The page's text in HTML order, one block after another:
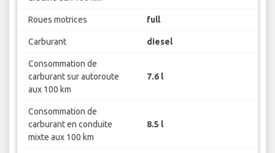
Roues motrices full
Carburant diesel
Consommation de
carburant sur autoroute
aux 100 km
7.6 l
Consommation de
carburant en conduite
mixte aux 100 km
8.5 l